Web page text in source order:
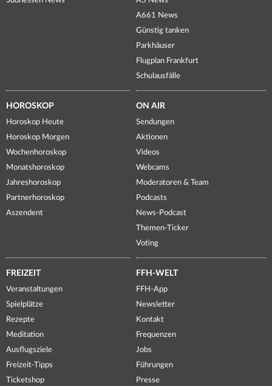
A661 News
Günstig tanken
Parkhäuser
Flugplan Frankfurt
Schulausfälle
HOROSKOP
Horoskop Heute
Horoskop Morgen
Wochenhoroskop
Monatshoroskop
Jahreshoroskop
Partnerhoroskop
Aszendent
ON AIR
Sendungen
Aktionen
Videos
Webcams
Moderatoren & Team
Podcasts
News-Podcast
Themen-Ticker
Voting
FREIZEIT
Veranstaltungen
Spielplätze
Rezepte
Meditation
Ausflugsziele
Freizeit-Tipps
Ticketshop
FFH-WELT
FFH-App
Newsletter
Kontakt
Frequenzen
Jobs
Führungen
Presse